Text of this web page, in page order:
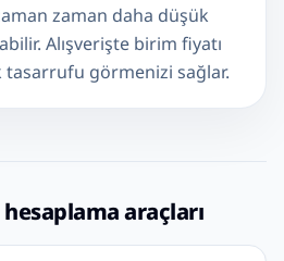
zaman daha düşük
Alışverişte birim fiyatı
tasarrufu görmenizi sağlar.
araçları